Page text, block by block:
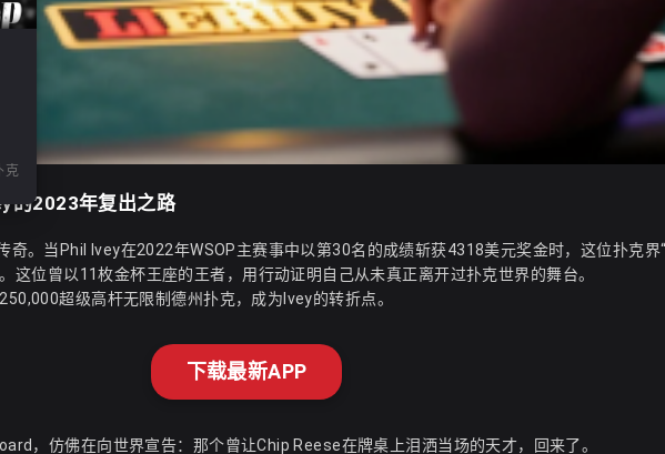
的2023年复出之路
奇。当Phil Ivey在2022年WSOP主赛事中以第30名的成绩斩获4318美元奖金时，这位扑克界
这位曾以11枚金杯王座的王者，用行动证明自己从未真正离开过扑克世界的舞台。
超级高杆无限制德州扑克，成为Ivey的转折点。
下载最新APP
，仿佛在向世界宣告：那个曾让Chip Reese在牌桌上泪洒当场的天才，回来了。
克